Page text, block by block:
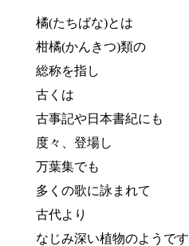
橘(たちばな)とは
柑橘(かんきつ)類の
総称を指し
古くは
古事記や日本書紀にも
度々、登場し
万葉集でも
多くの歌に詠まれて
古代より
なじみ深い植物のようです